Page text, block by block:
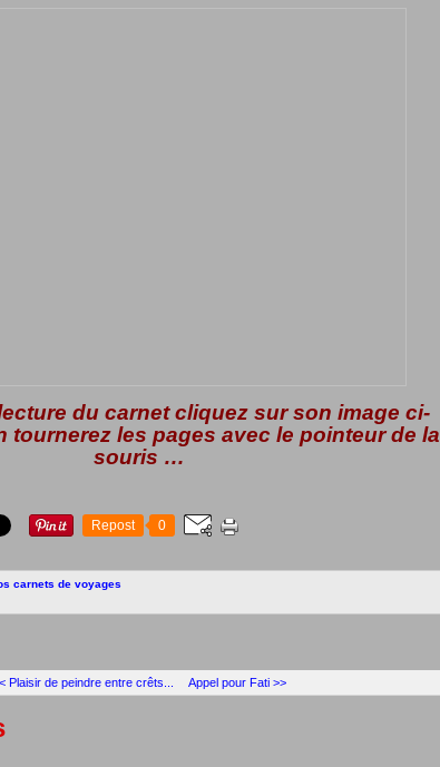
du carnet cliquez sur son image ci-
tournerez les pages avec le pointeur de la
souris …
Repost 0
carnets de voyages
Plaisir de peindre entre crêts... Appel pour Fati >>